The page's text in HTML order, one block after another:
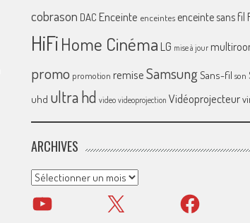
cobrason DAC Enceinte enceintes enceinte sans fil
HiFiHome Cinéma LG mise à jour
promo promotion remiseSamsungSans-fil son
uhd ultra hd video videoprojection Vidéoprojecteur
ARCHIVES
Archives
YouTube X Facebook